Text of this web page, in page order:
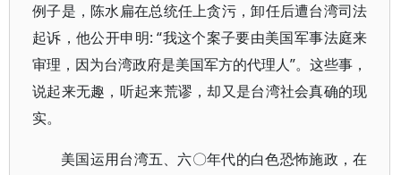
例子是，陈水扁在总统任上贪污，卸任后遭台湾司法
起诉，他公开申明: “我这个案子要由美国军事法庭来
审理，因为台湾政府是美国军方的代理人”。这些事，
说起来无趣，听起来荒谬，却又是台湾社会真确的现
实。
美国运用台湾五、六〇年代的白色恐怖施政，在